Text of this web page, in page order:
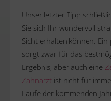
Unser letzter Tipp
Sie sich Ihr wundervoll
Sicht erhalten können. Ein
sorgt zwar für das
Ergebnis, aber auch eine
Zahnarzt ist nicht für
Laufe der kommenden